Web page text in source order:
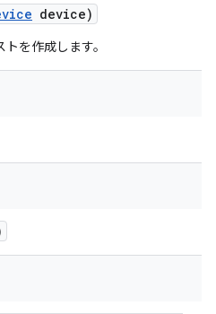
device)
を作成します。